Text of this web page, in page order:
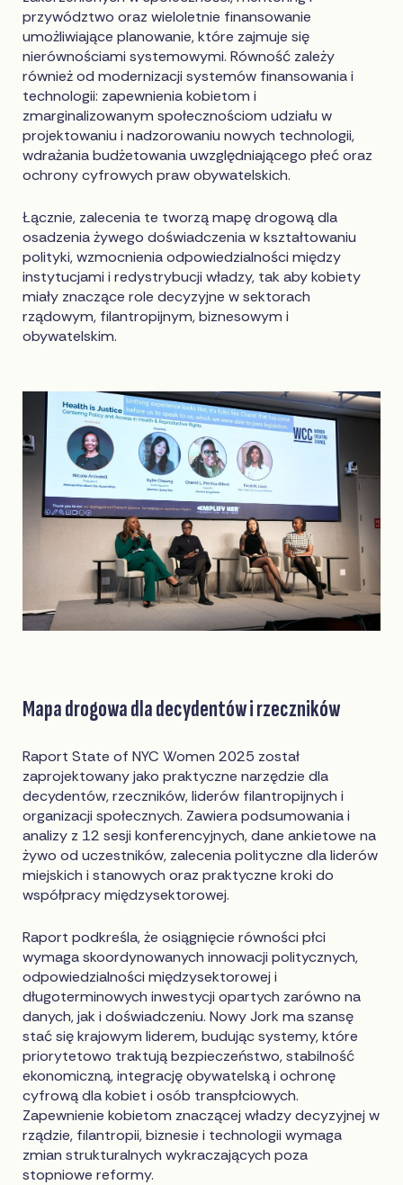
przywództwo oraz wieloletnie finansowanie
umożliwiające planowanie, które zajmuje się
nierównościami systemowymi. Równość zależy
również od modernizacji systemów finansowania i
technologii: zapewnienia kobietom i
zmarginalizowanym społecznościom udziału w
projektowaniu i nadzorowaniu nowych technologii,
wdrażania budżetowania uwzględniającego płeć oraz
ochrony cyfrowych praw obywatelskich.
Łącznie, zalecenia te tworzą mapę drogową dla
osadzenia żywego doświadczenia w kształtowaniu
polityki, wzmocnienia odpowiedzialności między
instytucjami i redystrybucji władzy, tak aby kobiety
miały znaczące role decyzyjne w sektorach
rządowym, filantropijnym, biznesowym i
obywatelskim.
Mapa drogowa dla decydentów i rzeczników
Raport State of NYC Women 2025 został
zaprojektowany jako praktyczne narzędzie dla
decydentów, rzeczników, liderów filantropijnych i
organizacji społecznych. Zawiera podsumowania i
analizy z 12 sesji konferencyjnych, dane ankietowe na
żywo od uczestników, zalecenia polityczne dla liderów
miejskich i stanowych oraz praktyczne kroki do
współpracy międzysektorowej.
Raport podkreśla, że osiągnięcie równości płci
wymaga skoordynowanych innowacji politycznych,
odpowiedzialności międzysektorowej i
długoterminowych inwestycji opartych zarówno na
danych, jak i doświadczeniu. Nowy Jork ma szansę
stać się krajowym liderem, budując systemy, które
priorytetowo traktują bezpieczeństwo, stabilność
ekonomiczną, integrację obywatelską i ochronę
cyfrową dla kobiet i osób transpłciowych.
Zapewnienie kobietom znaczącej władzy decyzyjnej w
rządzie, filantropii, biznesie i technologii wymaga
zmian strukturalnych wykraczających poza
stopniowe reformy.